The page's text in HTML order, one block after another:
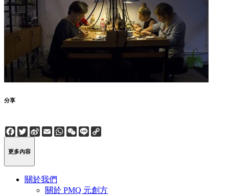
分享
Facebook
Twitter
Sina
Weibo
EmailWhatsApp
WeChat
Line
更多內容
關於我們
關於 PMQ 元創方